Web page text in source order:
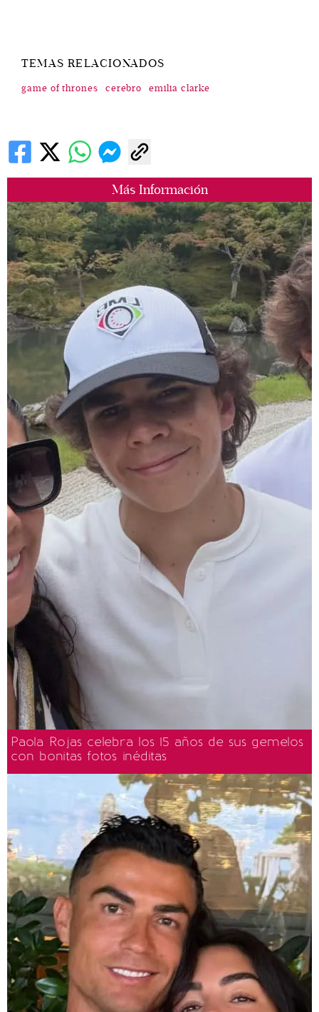
Más Información
Paola Rojas celebra los 15 años de sus gemelos
con bonitas fotos inéditas
TEMAS RELACIONADOS
game of thrones cerebro emilia clarke